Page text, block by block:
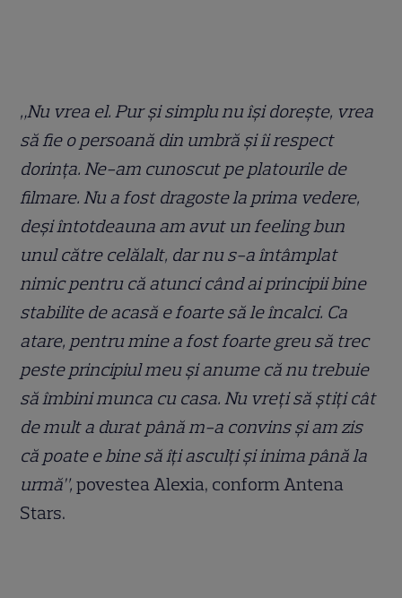
„Nu vrea el. Pur și simplu nu își dorește, vrea
să fie o persoană din umbră și îi respect
dorința. Ne-am cunoscut pe platourile de
filmare. Nu a fost dragoste la prima vedere,
deși întotdeauna am avut un feeling bun
unul către celălalt, dar nu s-a întâmplat
nimic pentru că atunci când ai principii bine
stabilite de acasă e foarte să le încalci. Ca
atare, pentru mine a fost foarte greu să trec
peste principiul meu și anume că nu trebuie
să îmbini munca cu casa. Nu vreți să știți cât
de mult a durat până m-a convins și am zis
că poate e bine să îți asculți și inima până la
urmă”, povestea Alexia, conform Antena
Stars.